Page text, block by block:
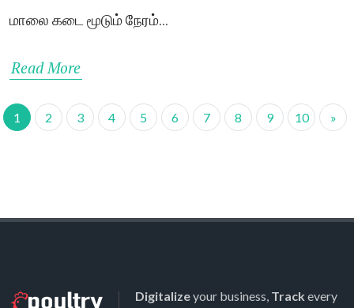
மாலை கடை மூடும் நேரம்...
Read More
1 2 3 4 5 6 7 8 9 10 »
Digitalizeyour business, Track every